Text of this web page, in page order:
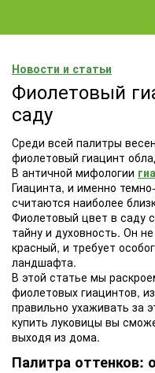
Новости и статьи
Фиолетовый
саду
Среди всей палитры
фиолетовый гиацинт
В античной мифологии
Гиацинта, и именно
считаются наиболее
Фиолетовый цвет в саду
тайну и духовность. Он
красный, и требует
ландшафта.
В этой статье мы
фиолетовых гиацинтов,
правильно ухаживать за
купить луковицы вы
выходя из дома.
Палитра оттенков: